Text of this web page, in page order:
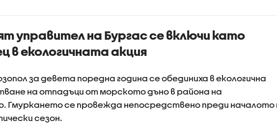
управител на Бургас се включи като
в екологичната акция
за девета поредна година се обединиха в екологична
на отпадъци от морското дъно в района на
Гмуркането се провежда непосредствено преди началото
сезон.